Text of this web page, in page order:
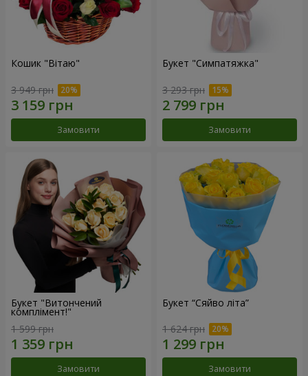
Кошик "Вітаю"
3 949 грн
Замовити
Букет "Симпатяжка"
3 293 грн
Замовити
Букет "Витончений
комплімент!"
1 599 грн
Замовити
Букет “Сяйво літа”
1 624 грн
Замовити